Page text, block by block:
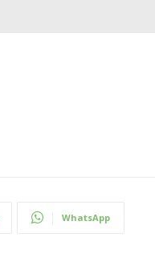
WhatsApp